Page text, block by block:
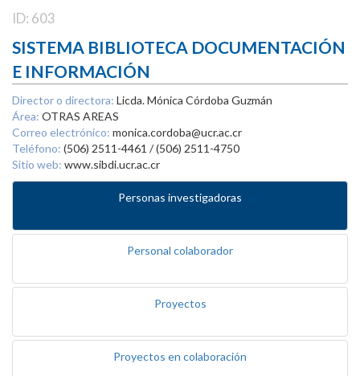
ID: 603
SISTEMA BIBLIOTECA DOCUMENTACIÓN
E INFORMACIÓN
Director o directora: Licda. Mónica Córdoba Guzmán
Área: OTRAS AREAS
Correo electrónico: monica.cordoba@ucr.ac.cr
Teléfono: (506) 2511-4461 / (506) 2511-4750
Sitio web: www.sibdi.ucr.ac.cr
Personas investigadoras
Personal colaborador
Proyectos
Proyectos en colaboración